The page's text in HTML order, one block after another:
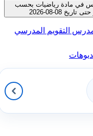
في مادة رياضيات بحسب
08-08-2026
التقويم المدرسي